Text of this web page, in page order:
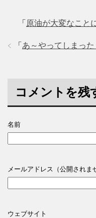
「 原油が大変なこと
「 あ～やってしまっ
コメントを残
名前
メールアドレス（公開されま
ウェブサイト